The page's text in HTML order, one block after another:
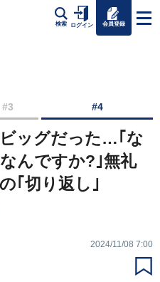
検索 ログイン 会員登録
#3 #4
ッグだった…｢な
んですか?｣無礼
｢切り返し｣
2024/11/08 7:00